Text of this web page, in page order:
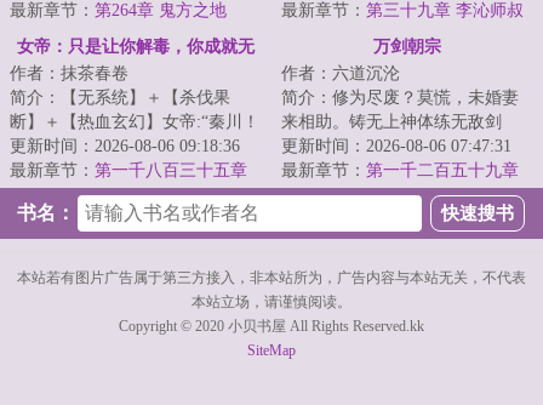
最新章节： 第264章 鬼方之地
只有作为物品，被...
最新章节： 第三十九章 李沁师叔
女帝：只是让你解毒，你成就无
上仙帝
作者：抹茶春卷
简介：【无系统】＋【杀伐果
断】＋【热血玄幻】女帝:“秦川！
你是我的！”秦川:“……”少年秦川
惨遭暗算...
更新时间：2026-08-06 09:18:36
最新章节： 第一千八百三十五章
万剑朝宗
作者：六道沉沦
简介：修为尽废？莫慌，未婚妻
来相助。铸无上神体练无敌剑
道，斩天骄荡神魔。试问诸天万
界，谁可抵我剑锋...
更新时间：2026-08-06 07:47:31
最新章节： 第一千二百五十九章
本源蜕变
书名：
本站若有图片广告属于第三方接入，非本站所为，广告内容与本站无关，不代表
本站立场，请谨慎阅读。
Copyright © 2020 小贝书屋 All Rights Reserved.kk
SiteMap